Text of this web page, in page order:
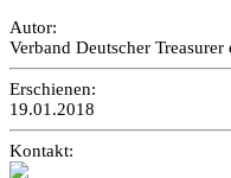
Autor:
Verband Deutscher Treasurer
Erschienen:
19.01.2018
Kontakt: